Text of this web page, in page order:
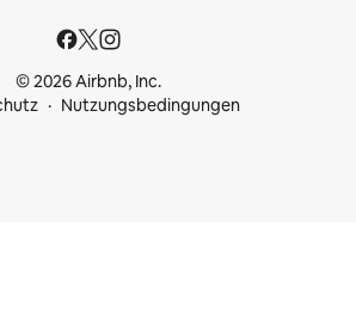
© 2026 Airbnb, Inc.
Nutzungsbedingungen